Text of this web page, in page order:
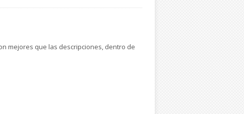
mejores que las descripciones, dentro de